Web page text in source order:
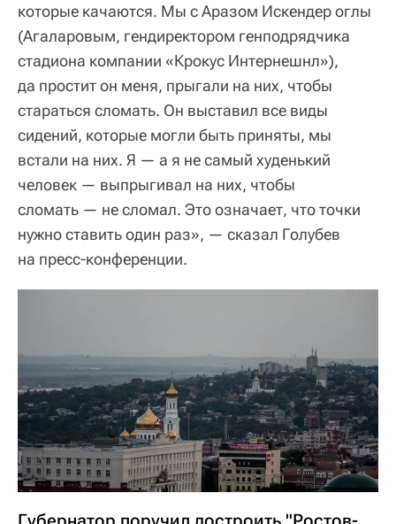
которые качаются. Мы с Аразом Искендер оглы
(Агаларовым, гендиректором генподрядчика
стадиона компании «Крокус Интернешнл»),
да простит он меня, прыгали на них, чтобы
стараться сломать. Он выставил все виды
сидений, которые могли быть приняты, мы
встали на них. Я — а я не самый худенький
человек — выпрыгивал на них, чтобы
сломать — не сломал. Это означает, что точки
нужно ставить один раз», — сказал Голубев
на пресс-конференции.